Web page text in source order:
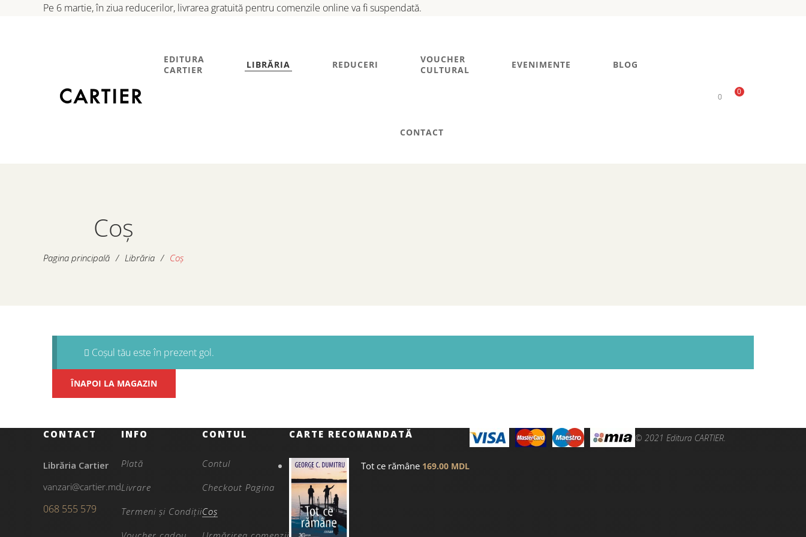
Pe 6 martie, în ziua reducerilor, livrarea gratuită pentru comenzile online va fi suspendată.
EDITURA
CARTIER
LIBRĂRIA REDUCERI
VOUCHER
CULTURAL
EVENIMENTE BLOG
CONTACT
0
0
Coș
Pagina principală / Librăria / Coș
Coșul tău este în prezent gol.
ÎNAPOI LA MAGAZIN
CONTACT
Librăria Cartier
vanzari@cartier.md
068 555 579
INFO
Plată
Livrare
Termeni și Condiții
CONTUL
Contul
Checkout Pagina
Coș
CARTE RECOMANDATĂ
Tot ce rămâne 169.00 MDL
© 2021 Editura CARTIER.